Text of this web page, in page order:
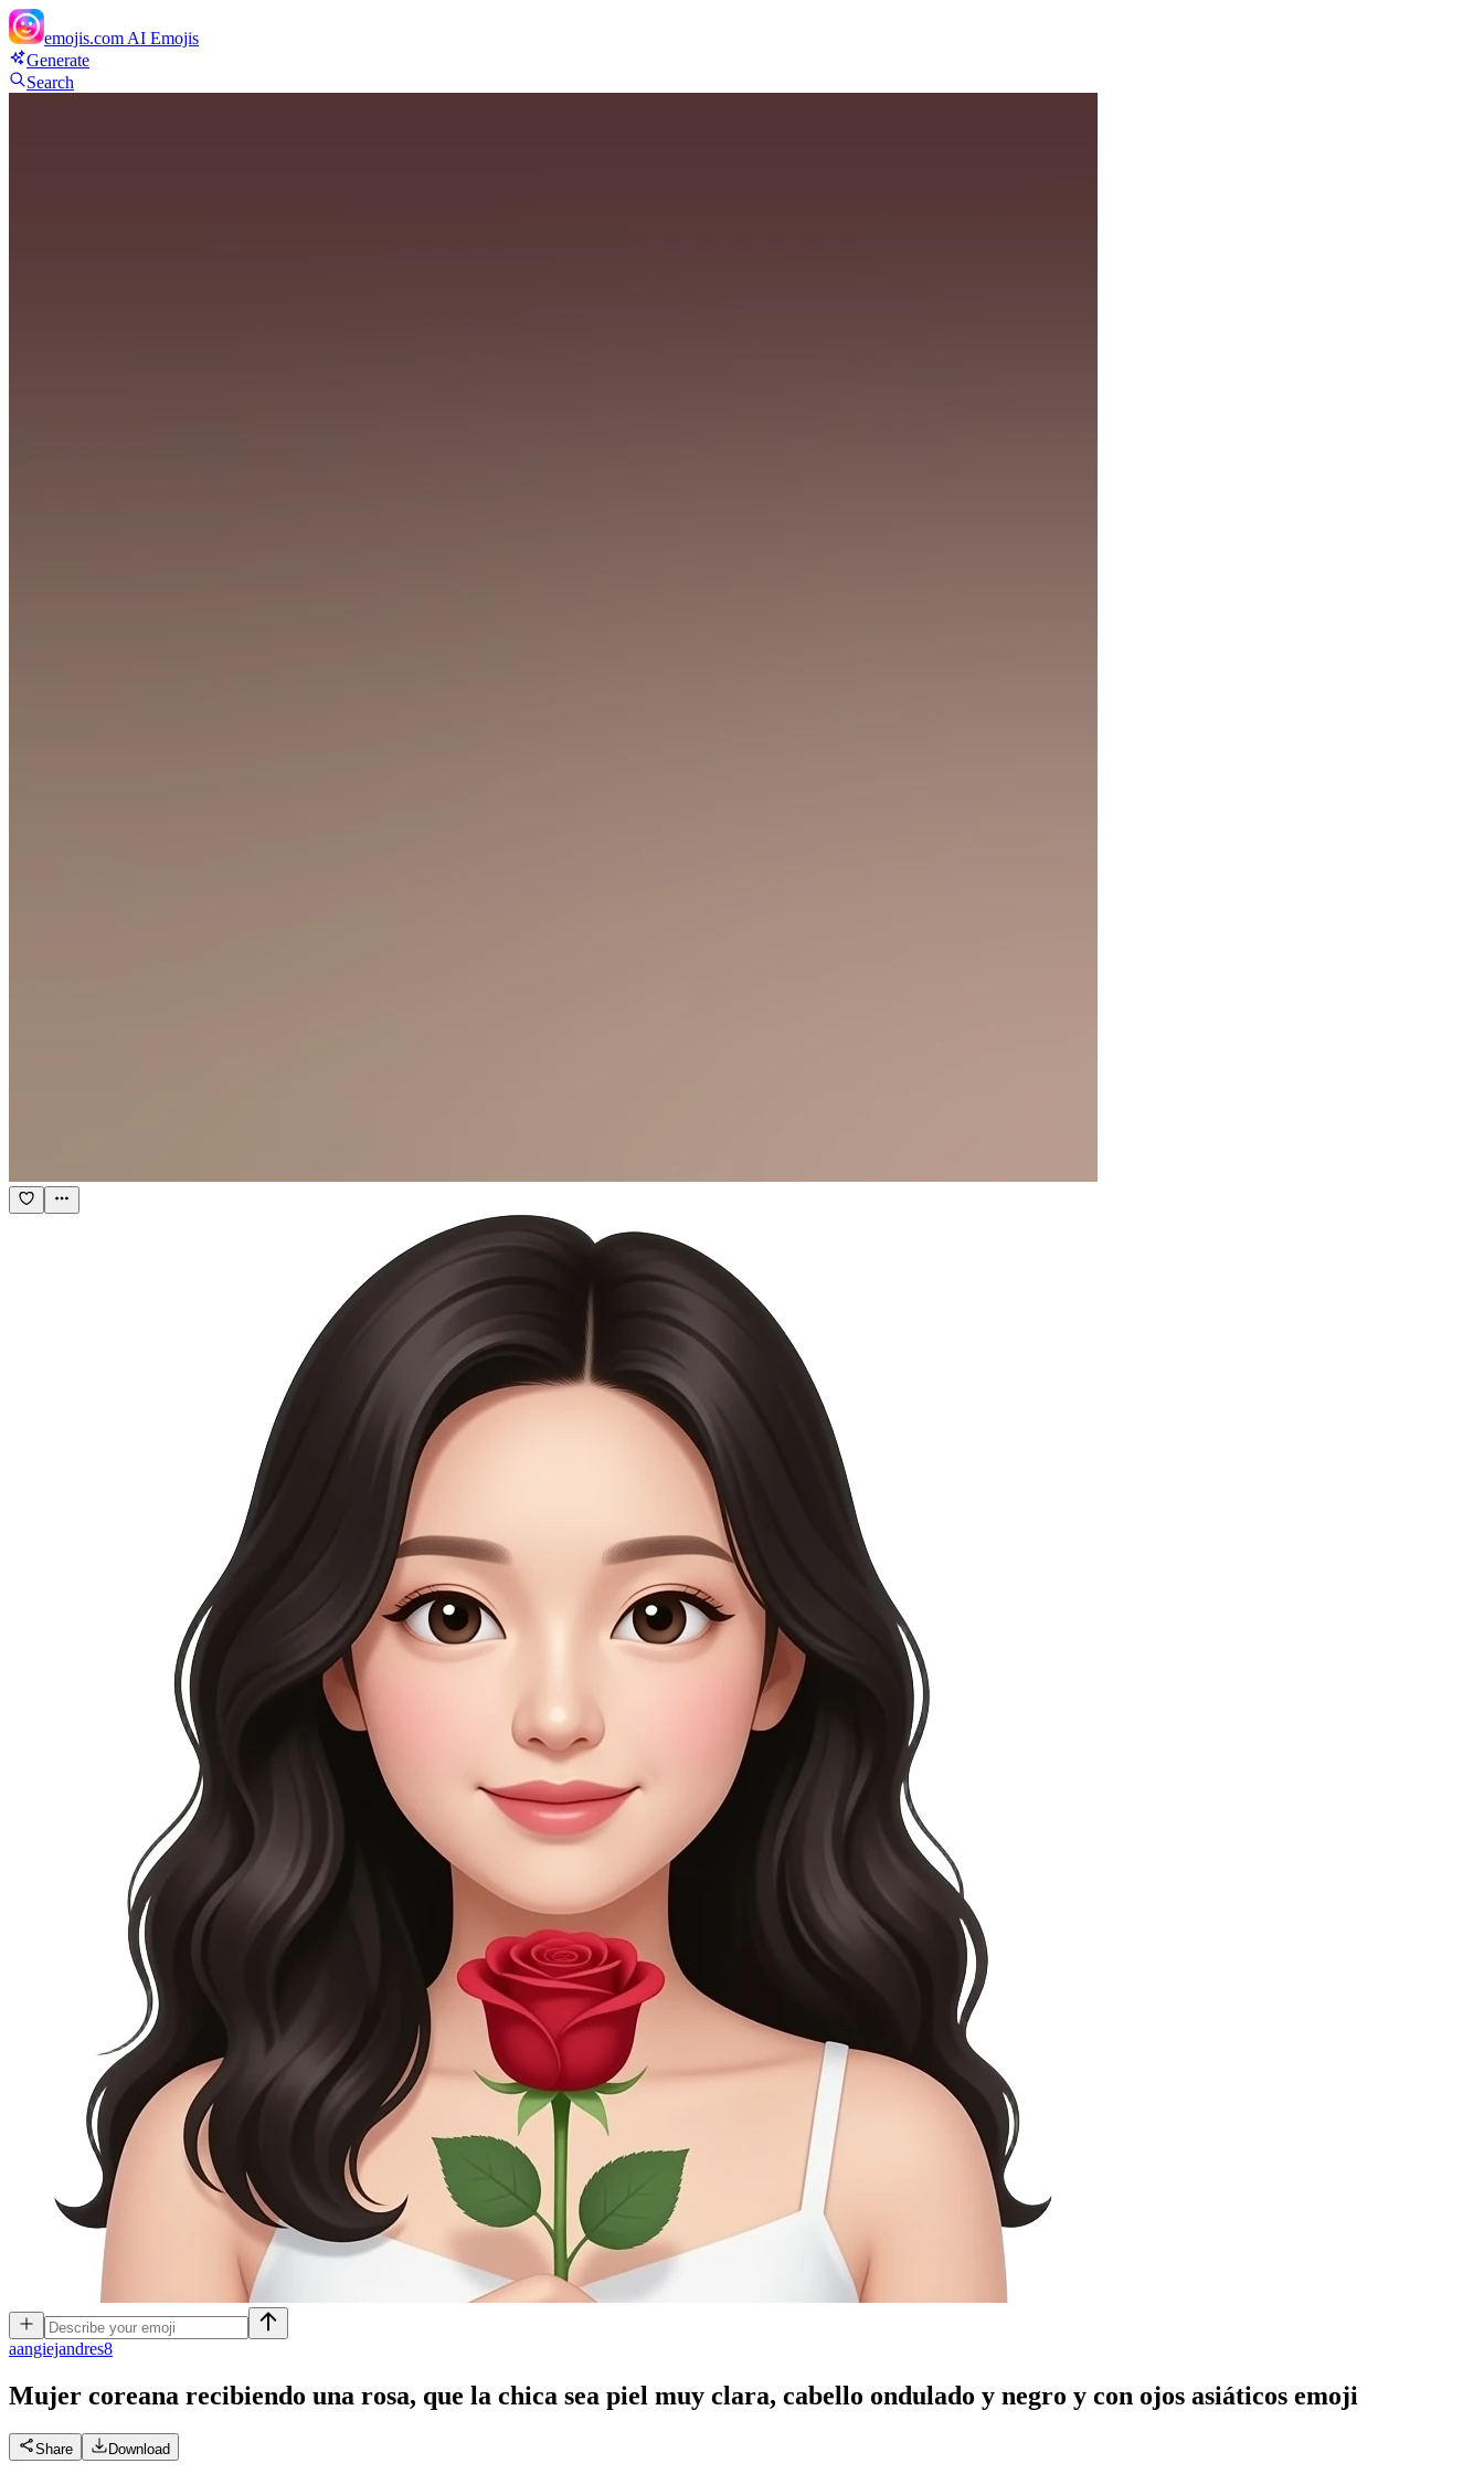
emojis.com AI Emojis
Generate
Search
aangiejandres8
Mujer coreana recibiendo una rosa, que la chica sea piel muy clara, cabello ondulado y negro y con ojos asiáticos emoji
Share Download